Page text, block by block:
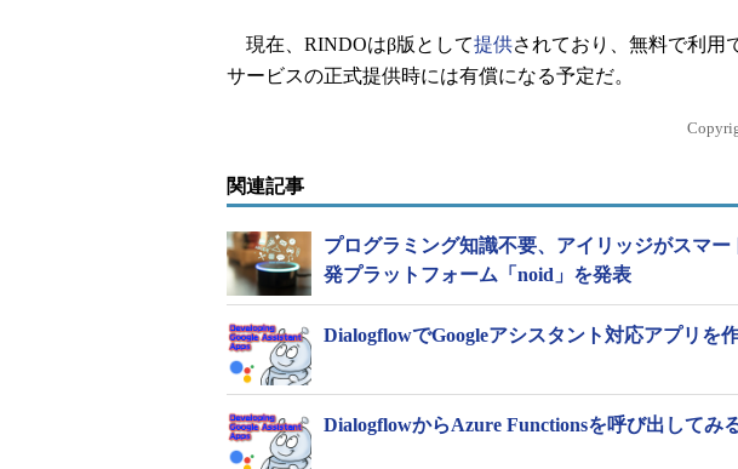
現在、RINDOはβ版として提供されており、無料で利用
サービスの正式提供時には有償になる予定だ。
関連記事
プログラミング知識不要、アイリッジがスマ
発プラットフォーム「noid」を発表
DialogflowでGoogleアシスタント対応アプリを
DialogflowからAzure Functionsを呼び出してみ